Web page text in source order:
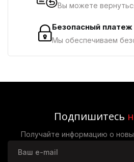
Вы можете
Безопасный платеж
Мы обеспечиваем
Подпишитесь
Получайте информацию о